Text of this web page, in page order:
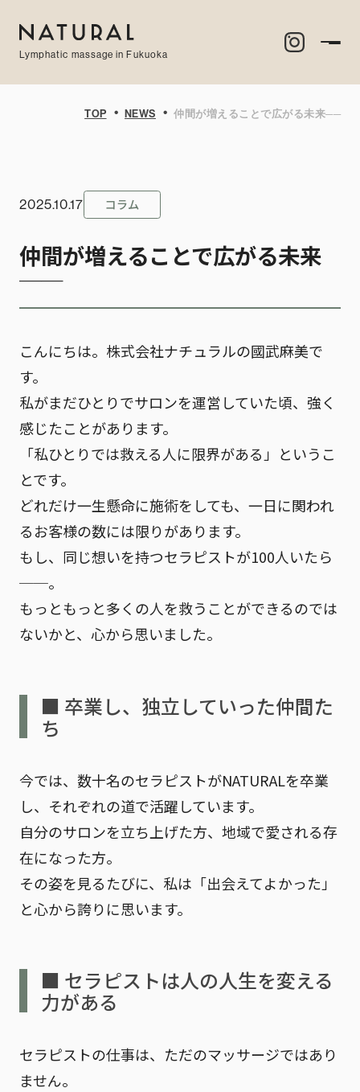
Lymphatic massage in Fukuoka
TOP・NEWS・仲間が増えることで広がる未来──
2025.10.17 コラム
仲間が増えることで広がる未来
──
こんにちは。株式会社ナチュラルの國武麻美で
す。
私がまだひとりでサロンを運営していた頃、強く
感じたことがあります。
「私ひとりでは救える人に限界がある」 というこ
とです。
どれだけ一生懸命に施術をしても、一日に関われ
るお客様の数には限りがあります。
もし、同じ想いを持つセラピストが100人いたら
──。
もっともっと多くの人を救うことができるのでは
ないかと、心から思いました。
■ 卒業し、独立していった仲間た
ち
今では、数十名のセラピストがNATURALを卒業
し、それぞれの道で活躍しています。
自分のサロンを立ち上げた方、地域で愛される存
在になった方。
その姿を見るたびに、私は「出会えてよかった」
と心から誇りに思います。
■ セラピストは人の人生を変える
力がある
セラピストの仕事は、ただのマッサージではあり
ません。